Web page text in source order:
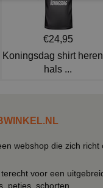
€24,95
Koningsdag shirt
hals ...
webshop die zich
voor een
petjes, schorten.